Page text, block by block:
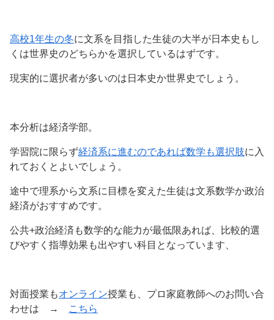
高校1年生の冬に文系を目指した生徒の大半が日本史もし
くは世界史のどちらかを選択しているはずです。
現実的に選択者が多いのは日本史か世界史でしょう。
本分析は経済学部。
学習院に限らず経済系に進むのであれば数学も選択肢に入
れておくとよいでしょう。
途中で理系から文系に目標を変えた生徒は文系数学か政治
経済がおすすめです。
公共+政治経済も数学的な能力が最低限あれば、比較的選
びやすく指導効果も出やすい科目となっています、
対面授業もオンライン授業も、プロ家庭教師へのお問い合
わせは →
こちら